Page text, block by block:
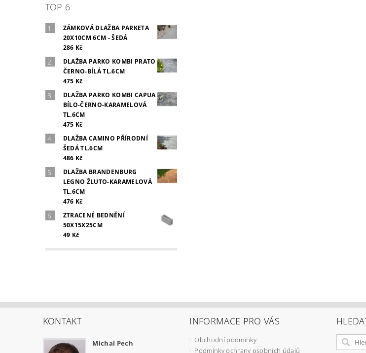
TOP 6
ZÁMKOVÁ DLAŽBA PARKETA
20X10CM 6CM - ŠEDÁ
286 Kč
DLAŽBA PARKO KOMBI PRATO
ČERNO-BÍLÁ TL.6CM
475 Kč
DLAŽBA PARKO KOMBI CAPUA
BÍLO-ČERNO-KARAMELOVÁ
TL.6CM
475 Kč
DLAŽBA CAMINO PŘÍRODNÍ
ŠEDÁ TL.6CM
486 Kč
DLAŽBA BRANDENBURG
LEGNO ŽLUTO-KARAMELOVÁ
TL.6CM
476 Kč
ZTRACENÉ BEDNĚNÍ
50X15X25CM
49 Kč
KONTAKT
Michal Pech
INFORMACE PRO VÁS
Obchodní podmínky
Podmínky ochrany osobních údajů